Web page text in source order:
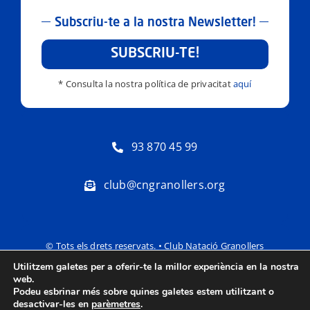
Subscriu-te a la nostra Newsletter!
SUBSCRIU-TE!
* Consulta la nostra política de privacitataquí
93 870 45 99
club@cngranollers.org
© Tots els drets reservats. • Club Natació Granollers
Utilitzem galetes per a oferir-te la millor experiència en la nostra
web.
Podeu esbrinar més sobre quines galetes estem utilitzant o
desactivar-les en parèmetres.